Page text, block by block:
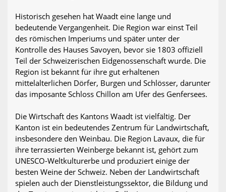
Historisch gesehen hat Waadt eine lange und
bedeutende Vergangenheit. Die Region war einst Teil
des römischen Imperiums und später unter der
Kontrolle des Hauses Savoyen, bevor sie 1803 offiziell
Teil der Schweizerischen Eidgenossenschaft wurde. Die
Region ist bekannt für ihre gut erhaltenen
mittelalterlichen Dörfer, Burgen und Schlösser, darunter
das imposante Schloss Chillon am Ufer des Genfersees.
Die Wirtschaft des Kantons Waadt ist vielfältig. Der
Kanton ist ein bedeutendes Zentrum für Landwirtschaft,
insbesondere den Weinbau. Die Region Lavaux, die für
ihre terrassierten Weinberge bekannt ist, gehört zum
UNESCO-Weltkulturerbe und produziert einige der
besten Weine der Schweiz. Neben der Landwirtschaft
spielen auch der Dienstleistungssektor, die Bildung und